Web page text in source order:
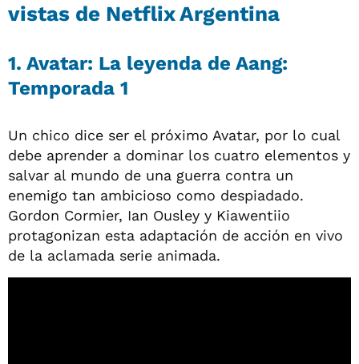
vistas de Netflix Argentina
1. Avatar: La leyenda de Aang:
Temporada 1
Un chico dice ser el próximo Avatar, por lo cual
debe aprender a dominar los cuatro elementos y
salvar al mundo de una guerra contra un
enemigo tan ambicioso como despiadado.
Gordon Cormier, Ian Ousley y Kiawentiio
protagonizan esta adaptación de acción en vivo
de la aclamada serie animada.